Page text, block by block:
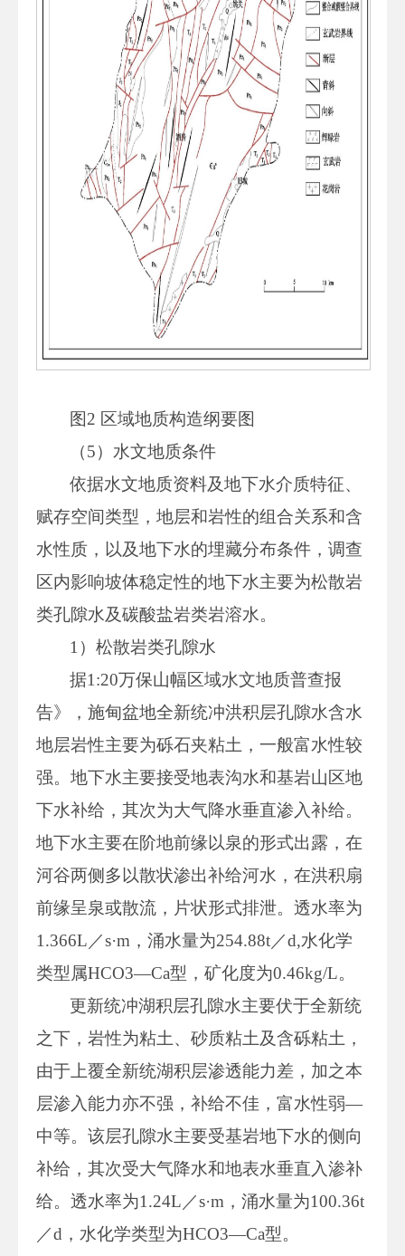
图2 区域地质构造纲要图
（5）水文地质条件
依据水文地质资料及地下水介质特征、
赋存空间类型，地层和岩性的组合关系和含
水性质，以及地下水的埋藏分布条件，调查
区内影响坡体稳定性的地下水主要为松散岩
类孔隙水及碳酸盐岩类岩溶水。
1）松散岩类孔隙水
据1:20万保山幅区域水文地质普查报
告》，施甸盆地全新统冲洪积层孔隙水含水
地层岩性主要为砾石夹粘土，一般富水性较
强。地下水主要接受地表沟水和基岩山区地
下水补给，其次为大气降水垂直渗入补给。
地下水主要在阶地前缘以泉的形式出露，在
河谷两侧多以散状渗出补给河水，在洪积扇
前缘呈泉或散流，片状形式排泄。透水率为
1.366L／s·m，涌水量为254.88t／d,水化学
类型属HCO3—Ca型，矿化度为0.46kg/L。
更新统冲湖积层孔隙水主要伏于全新统
之下，岩性为粘土、砂质粘土及含砾粘土，
由于上覆全新统湖积层渗透能力差，加之本
层渗入能力亦不强，补给不佳，富水性弱—
中等。该层孔隙水主要受基岩地下水的侧向
补给，其次受大气降水和地表水垂直入渗补
给。透水率为1.24L／s·m，涌水量为100.36t
／d，水化学类型为HCO3—Ca型。